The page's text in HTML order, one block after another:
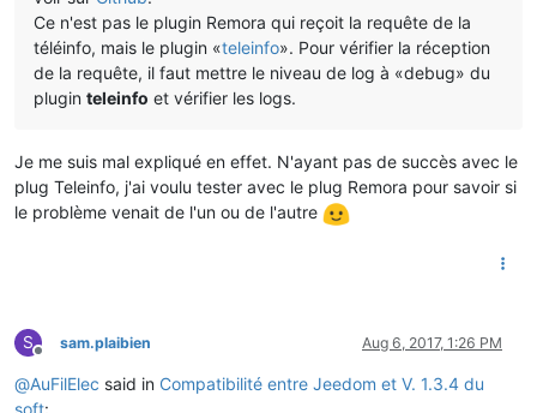
Ce n'est pas le plugin Remora qui reçoit la requête de la
téléinfo, mais le plugin «teleinfo». Pour vérifier la réception
de la requête, il faut mettre le niveau de log à «debug» du
plugin teleinfo et vérifier les logs.
Je me suis mal expliqué en effet. N'ayant pas de succès avec le
plug Teleinfo, j'ai voulu tester avec le plug Remora pour savoir si
le problème venait de l'un ou de l'autre
S
Offline
sam.plaibien Aug 6, 2017, 1:26 PM
@AuFilElec said in Compatibilité entre Jeedom et V. 1.3.4 du
soft: